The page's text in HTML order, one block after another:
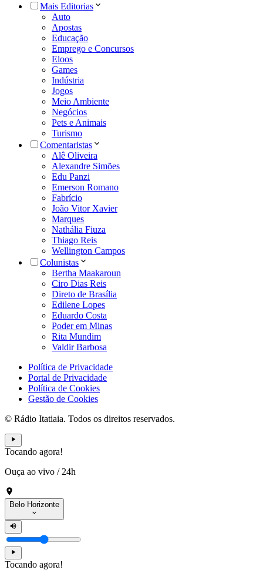
Mais Editorias
Auto
Apostas
Educação
Emprego e Concursos
Eloos
Games
Indústria
Jogos
Meio Ambiente
Negócios
Pets e Animais
Turismo
Comentaristas
Alê Oliveira
Alexandre Simões
Edu Panzi
Emerson Romano
Fabrício
João Vitor Xavier
Marques
Nathália Fiuza
Thiago Reis
Wellington Campos
Colunistas
Bertha Maakaroun
Ciro Dias Reis
Direto de Brasília
Edilene Lopes
Eduardo Costa
Poder em Minas
Rita Mundim
Valdir Barbosa
Política de Privacidade
Portal de Privacidade
Política de Cookies
Gestão de Cookies
© Rádio Itatiaia. Todos os direitos reservados.
Tocando agora!
Ouça ao vivo / 24h
Belo Horizonte
Tocando agora!